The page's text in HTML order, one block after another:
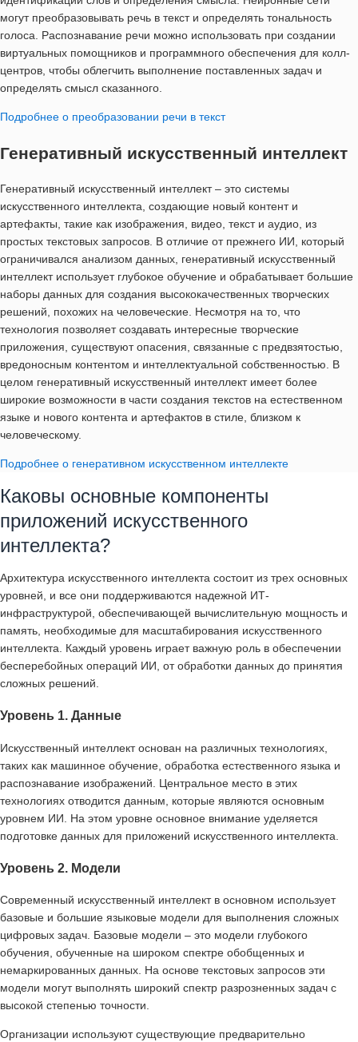
могут преобразовывать речь в текст и определять тональность
голоса. Распознавание речи можно использовать при создании
виртуальных помощников и программного обеспечения для колл-
центров, чтобы облегчить выполнение поставленных задач и
определять смысл сказанного.
Подробнее о преобразовании речи в текст
Генеративный искусственный интеллект
Генеративный искусственный интеллект – это системы
искусственного интеллекта, создающие новый контент и
артефакты, такие как изображения, видео, текст и аудио, из
простых текстовых запросов. В отличие от прежнего ИИ, который
ограничивался анализом данных, генеративный искусственный
интеллект использует глубокое обучение и обрабатывает большие
наборы данных для создания высококачественных творческих
решений, похожих на человеческие. Несмотря на то, что
технология позволяет создавать интересные творческие
приложения, существуют опасения, связанные с предвзятостью,
вредоносным контентом и интеллектуальной собственностью. В
целом генеративный искусственный интеллект имеет более
широкие возможности в части создания текстов на естественном
языке и нового контента и артефактов в стиле, близком к
человеческому.
Подробнее о генеративном искусственном интеллекте
Каковы основные компоненты
приложений искусственного
интеллекта?
Архитектура искусственного интеллекта состоит из трех основных
уровней, и все они поддерживаются надежной ИТ-
инфраструктурой, обеспечивающей вычислительную мощность и
память, необходимые для масштабирования искусственного
интеллекта. Каждый уровень играет важную роль в обеспечении
бесперебойных операций ИИ, от обработки данных до принятия
сложных решений.
Уровень 1. Данные
Искусственный интеллект основан на различных технологиях,
таких как машинное обучение, обработка естественного языка и
распознавание изображений. Центральное место в этих
технологиях отводится данным, которые являются основным
уровнем ИИ. На этом уровне основное внимание уделяется
подготовке данных для приложений искусственного интеллекта.
Уровень 2. Модели
Современный искусственный интеллект в основном использует
базовые и большие языковые модели для выполнения сложных
цифровых задач. Базовые модели – это модели глубокого
обучения, обученные на широком спектре обобщенных и
немаркированных данных. На основе текстовых запросов эти
модели могут выполнять широкий спектр разрозненных задач с
высокой степенью точности.
Организации используют существующие предварительно